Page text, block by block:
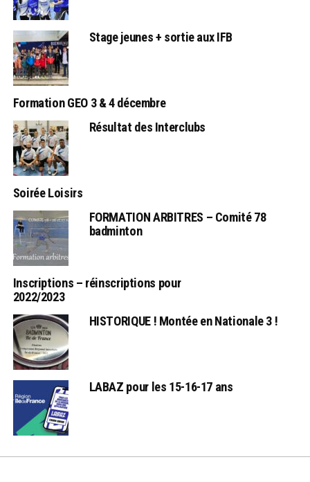
Stage jeunes + sortie aux IFB
Formation GEO 3 & 4 décembre
Résultat des Interclubs
Soirée Loisirs
FORMATION ARBITRES – Comité 78
badminton
Inscriptions – réinscriptions pour
2022/2023
HISTORIQUE ! Montée en Nationale 3 !
LABAZ pour les 15-16-17 ans